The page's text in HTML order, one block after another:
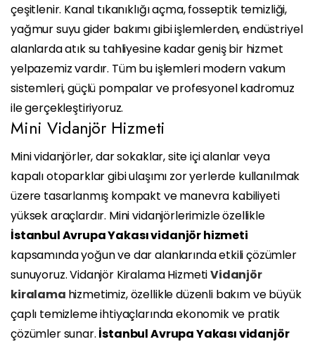
çeşitlenir. Kanal tıkanıklığı açma, fosseptik temizliği,
yağmur suyu gider bakımı gibi işlemlerden, endüstriyel
alanlarda atık su tahliyesine kadar geniş bir hizmet
yelpazemiz vardır. Tüm bu işlemleri modern vakum
sistemleri, güçlü pompalar ve profesyonel kadromuz
ile gerçekleştiriyoruz.
Mini Vidanjör Hizmeti
Mini vidanjörler, dar sokaklar, site içi alanlar veya
kapalı otoparklar gibi ulaşımı zor yerlerde kullanılmak
üzere tasarlanmış kompakt ve manevra kabiliyeti
yüksek araçlardır. Mini vidanjörlerimizle özellikle
İstanbul Avrupa Yakası vidanjör hizmeti
kapsamında yoğun ve dar alanlarında etkili çözümler
sunuyoruz.Vidanjör Kiralama HizmetiVidanjör
kiralama hizmetimiz, özellikle düzenli bakım ve büyük
çaplı temizleme ihtiyaçlarında ekonomik ve pratik
çözümler sunar. İstanbul Avrupa Yakası vidanjör